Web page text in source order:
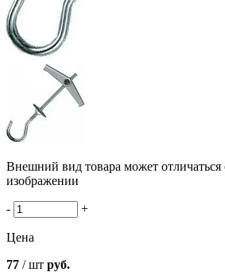
Внешний вид товара может отличаться
изображении
- +
Цена
77 / шт руб.